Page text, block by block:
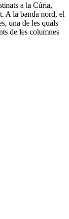
a la Cúria,
A la banda nord, el
una de les quals
de les columnes